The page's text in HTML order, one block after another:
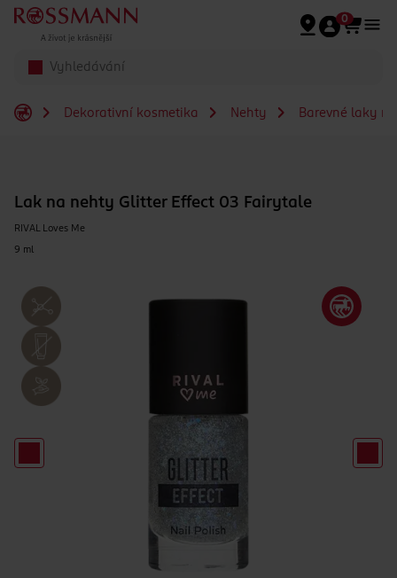
Přeskočit na hlavmní obsah
0
Dekorativní kosmetika Nehty Barevné laky
Lak na nehty Glitter Effect 03 Fairytale
RIVAL Loves Me
9 ml